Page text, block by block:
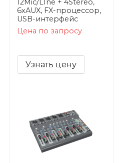
12Mic/LIne + 4Stereo,
6xAUX, FX-процессор,
USB-интерфейс
Цена по запросу
Узнать цену